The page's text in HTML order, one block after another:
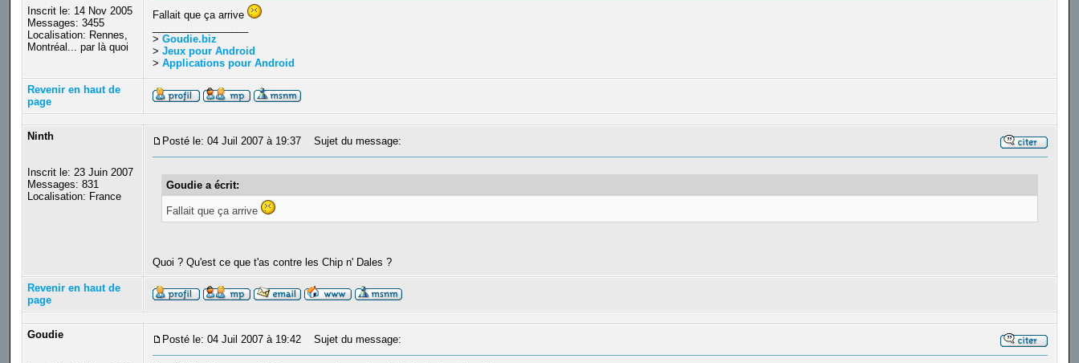
Inscrit le: 14 Nov 2005
Messages: 3455
Localisation: Rennes,
Montréal... par là quoi
Fallait que ça arrive
> Goudie.biz
> Jeux pour Android
> Applications pour Android
Revenir en haut de
page
Ninth
Inscrit le: 23 Juin 2007
Messages: 831
Localisation: France
Posté le: 04 Juil 2007 à 19:37 Sujet du message:
Goudie a écrit:
Fallait que ça arrive
Quoi ? Qu'est ce que t'as contre les Chip n' Dales ?
Revenir en haut de
page
Goudie Posté le: 04 Juil 2007 à 19:42 Sujet du message: